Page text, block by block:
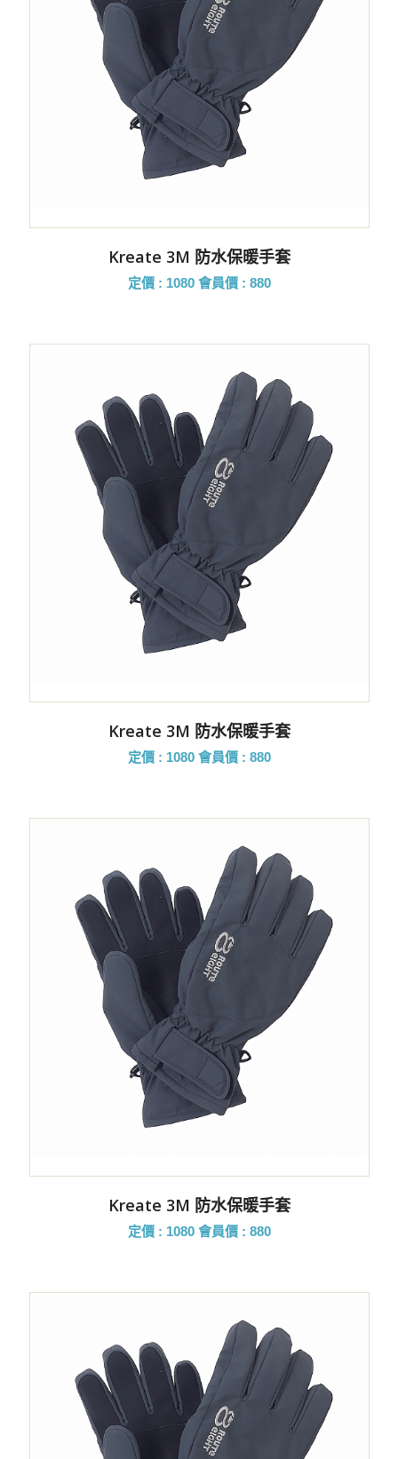
Kreate 3M 防水保暖手套
定價 : 1080 會員價 : 880
Kreate 3M 防水保暖手套
定價 : 1080 會員價 : 880
Kreate 3M 防水保暖手套
定價 : 1080 會員價 : 880